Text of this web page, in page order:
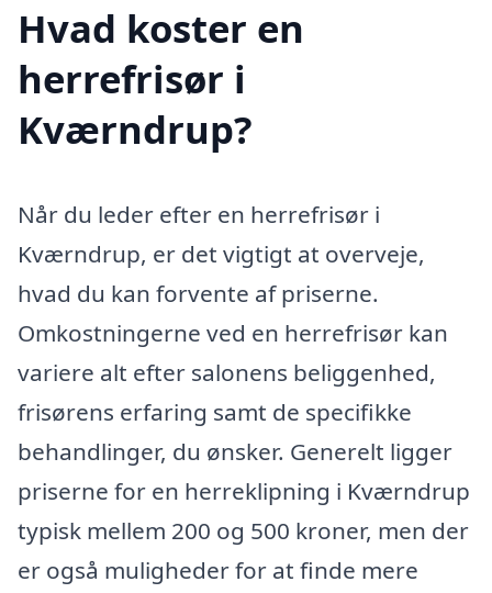
Hvad koster en
herrefrisør i
Kværndrup?
Når du leder efter en herrefrisør i
Kværndrup, er det vigtigt at overveje,
hvad du kan forvente af priserne.
Omkostningerne ved en herrefrisør kan
variere alt efter salonens beliggenhed,
frisørens erfaring samt de specifikke
behandlinger, du ønsker. Generelt ligger
priserne for en herreklipning i Kværndrup
typisk mellem 200 og 500 kroner, men der
er også muligheder for at finde mere